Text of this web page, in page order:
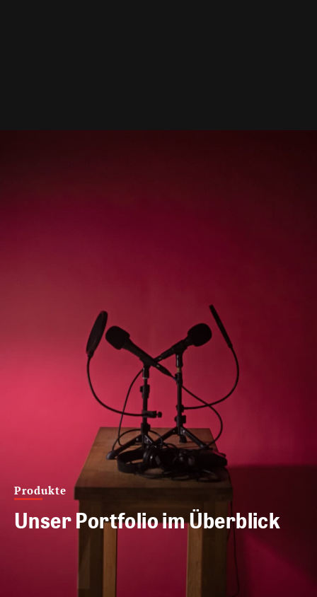
Produkte
Unser Portfolio im Überblick